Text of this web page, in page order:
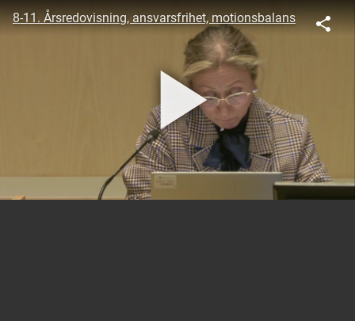
8-11. Årsredovisning, ansvarsfrihet, motionsbalans